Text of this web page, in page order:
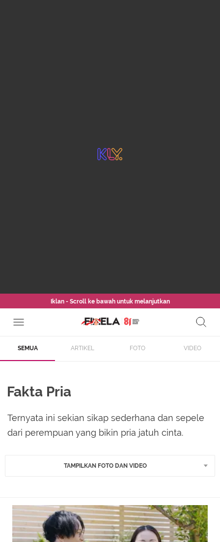
Iklan - Scroll ke bawah untuk melanjutkan
SEMUA ARTIKEL FOTO VIDEO
Fakta Pria
Ternyata ini sekian sikap sederhana dan sepele
dari perempuan yang bikin pria jatuh cinta.
TAMPILKAN FOTO DAN VIDEO